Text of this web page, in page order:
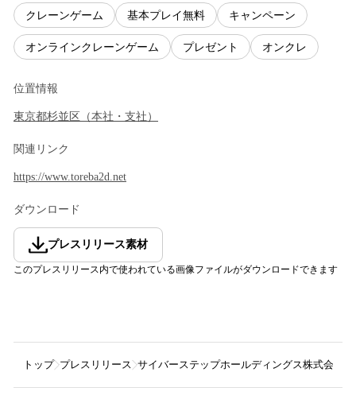
クレーンゲーム 基本プレイ無料 キャンペーン
オンラインクレーンゲーム プレゼント オンクレ
位置情報
東京都杉並区 （本社・支社 ）
関連リンク
https://www.toreba2d.net
ダウンロード
プレスリリース素材
このプレスリリース内で使われている画像ファイルがダウンロードできます
トップ プレスリリース サイバーステップホールディングス株式会社